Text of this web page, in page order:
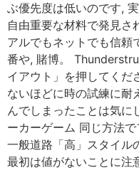
ぶ優先度は低いのです,
自由重要な材料で発見さ
アルでもネットでも信頼
番や, 賭博。
イアウト」を押してくだ
ないほどに時の試練に耐
んでしまったことは気に
ーカーゲーム 同じ方法
一般道路「高」スタイル
最初は値がないことに注